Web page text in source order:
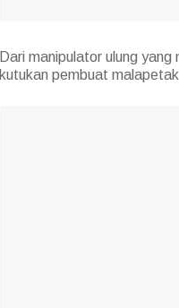
Dari manipulator ulung
kutukan pembuat